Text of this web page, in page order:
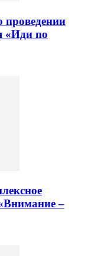
проведении
«Иди по
–